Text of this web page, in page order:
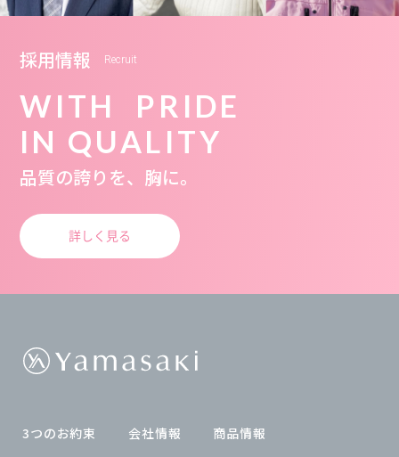
採用情報 Recruit
WITH PRIDE
IN QUALITY
品質の誇りを、胸に。
詳しく見る
3つのお約束 会社情報 商品情報